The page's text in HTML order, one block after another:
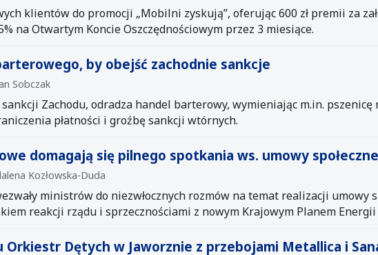
klientów do promocji „Mobilni zyskują”, oferując 600 zł premii za
na Otwartym Koncie Oszczędnościowym przez 3 miesiące.
by obejść zachodnie sankcje
Sobczak
Zachodu, odradza handel barterowy, wymieniając m.in. pszenicę
płatności i groźbę sankcji wtórnych.
domagają się pilnego spotkania ws. umowy
Kozłowska-Duda
ministrów do niezwłocznych rozmów na temat realizacji umowy
reakcji rządu i sprzecznościami z nowym Krajowym Planem
Orkiestr Dętych w Jaworznie z przebojami Metallica i